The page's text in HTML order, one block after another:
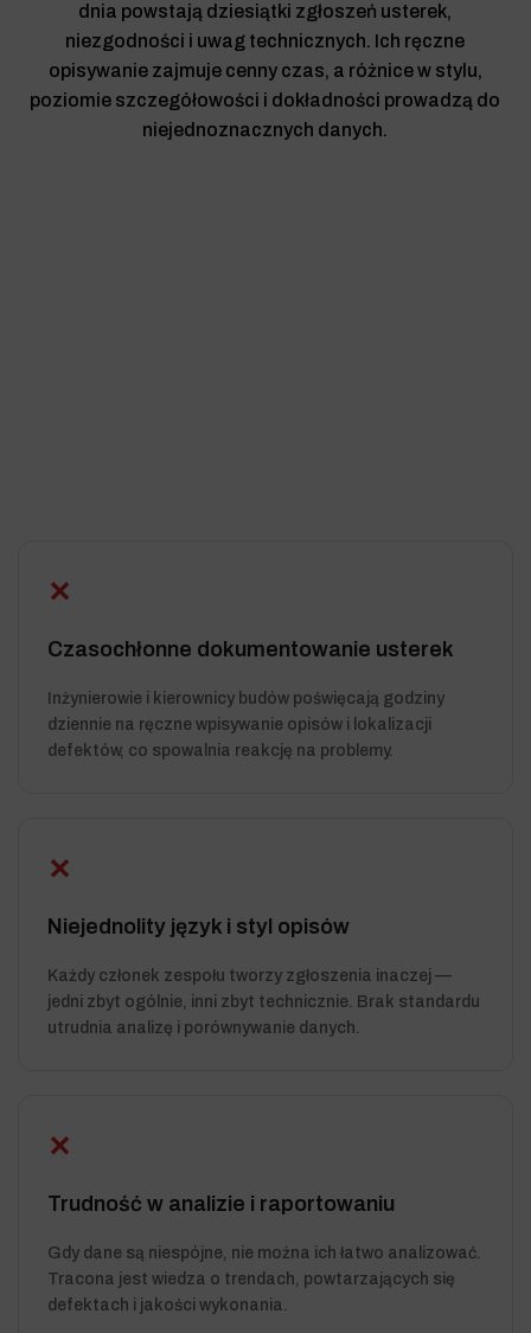
dnia powstają dziesiątki zgłoszeń usterek,
niezgodności i uwag technicznych. Ich ręczne
opisywanie zajmuje cenny czas, a różnice w stylu,
poziomie szczegółowości i dokładności prowadzą do
niejednoznacznych danych.
✕
Czasochłonne dokumentowanie usterek
Inżynierowie i kierownicy budów poświęcają godziny
dziennie na ręczne wpisywanie opisów i lokalizacji
defektów, co spowalnia reakcję na problemy.
✕
Niejednolity język i styl opisów
Każdy członek zespołu tworzy zgłoszenia inaczej —
jedni zbyt ogólnie, inni zbyt technicznie. Brak standardu
utrudnia analizę i porównywanie danych.
✕
Trudność w analizie i raportowaniu
Gdy dane są niespójne, nie można ich łatwo analizować.
Tracona jest wiedza o trendach, powtarzających się
defektach i jakości wykonania.